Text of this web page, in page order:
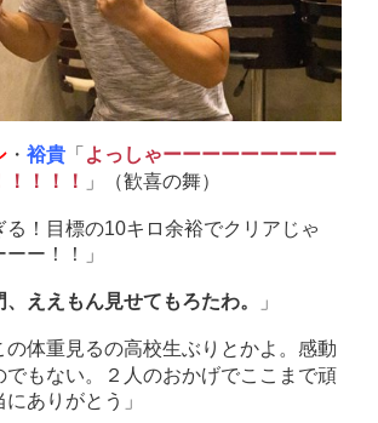
・ 裕貴 「 よっしゃーーーーーーーーー
！！！
」（歓喜の舞）
る！目標の10キロ余裕でクリアじゃ
ー！！」
、ええもん見せてもろたわ。 」
の体重見るの高校生ぶりとかよ。感動
でもない。２人のおかげでここまで頑
ありがとう」